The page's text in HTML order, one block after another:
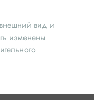
внешний вид и
изменены